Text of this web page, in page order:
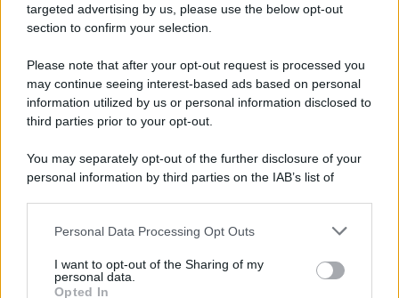
targeted advertising by us, please use the below opt-out
section to confirm your selection.
Please note that after your opt-out request is processed you
may continue seeing interest-based ads based on personal
information utilized by us or personal information disclosed to
third parties prior to your opt-out.
You may separately opt-out of the further disclosure of your
personal information by third parties on the IAB’s list of
This information may also be disclosed by us to third parties
disclose it to other third parties.
Personal Data Processing Opt Outs
I want to opt-out of the Sharing of my
personal data.
Opted In
© 2026 - Pianeta Design - P.IVA 04827280654 - Testata
Registrata Al Tribunale Di Nocera Inferiore N. 8/2020 - RG N.
ISCRIZIONE AL ROC N. 35792 – ISCRITTA ALL’ANSO
(ASSOCIAZIONE NAZIONALE STAMPA ONLINE)
PREFERENZE PRIVACY